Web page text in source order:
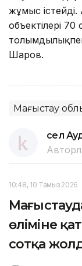
жұмыс
объектілері
Шаров.
Маңғыстау
Әсел
10:48, 10 Тамыз 2026
өліміне
сотқа